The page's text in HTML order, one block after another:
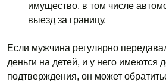
имущество, в том числе
выезд за границу.
Если мужчина регулярно
деньги на детей, и у него имеются
подтверждения, он может